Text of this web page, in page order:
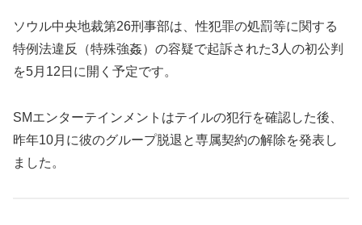
ソウル中央地裁第26刑事部は、性犯罪の処罰等に関する
特例法違反（特殊強姦）の容疑で起訴された3人の初公判
を5月12日に開く予定です。
SMエンターテインメントはテイルの犯行を確認した後、
昨年10月に彼のグループ脱退と専属契約の解除を発表し
ました。